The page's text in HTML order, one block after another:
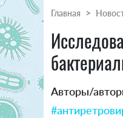
Главная
Авторы/